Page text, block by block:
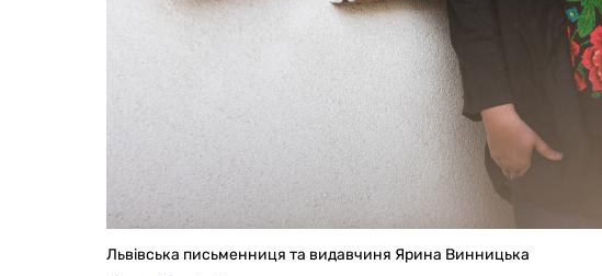
Львівська письменниця та видавчиня Ярина Винницька